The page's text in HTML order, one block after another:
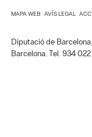
MAPA WEB AVÍS LEGAL
Diputació de
Barcelona. Tel. 934